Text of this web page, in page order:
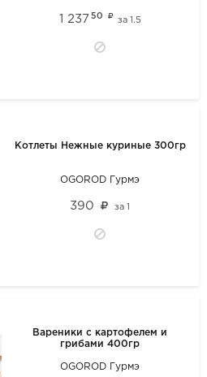
1 237 50 за 1.5
Котлеты Нежные куриные 300гр
OGOROD Гурмэ
390 за1
Вареники с картофелем и
грибами 400гр
OGOROD Гурмэ